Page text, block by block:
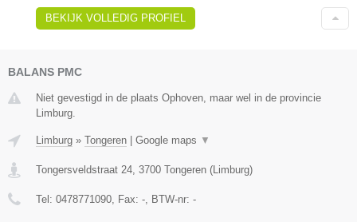
BEKIJK VOLLEDIG PROFIEL
BALANS PMC
Niet gevestigd in de plaats Ophoven, maar wel in de provincie
Limburg.
Limburg » Tongeren Google maps ▼
Tongersveldstraat 24, 3700 Tongeren (Limburg)
Tel: 0478771090, Fax: -, BTW-nr: -